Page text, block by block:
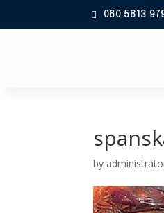
060 5813
by